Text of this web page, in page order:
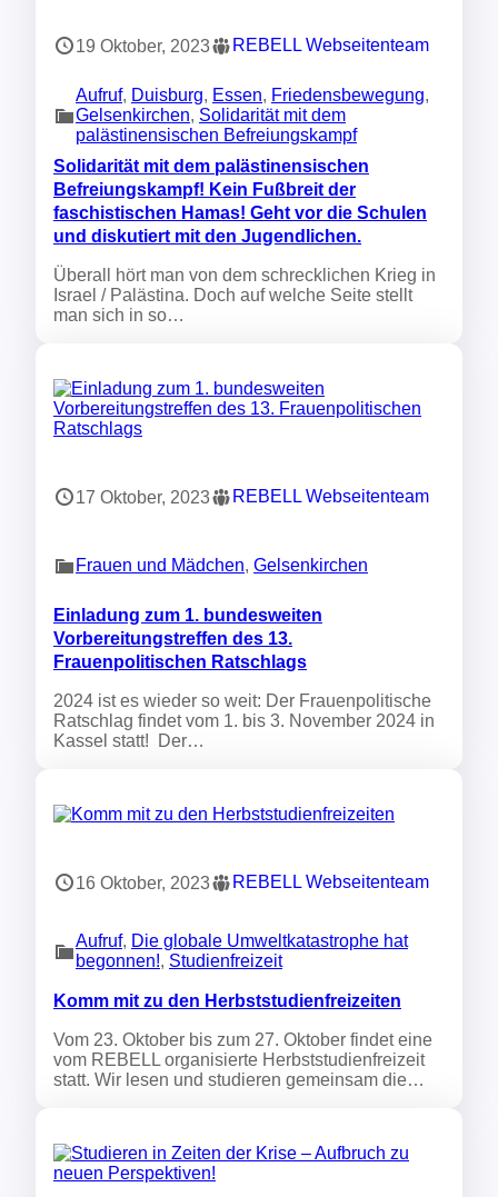
19 Oktober, 2023 REBELL Webseitenteam
Aufruf, Duisburg, Essen, Friedensbewegung
Gelsenkirchen, Solidarität mit dem
palästinensischen Befreiungskampf
Solidarität mit dem palästinensischen
Befreiungskampf! Kein Fußbreit der
faschistischen Hamas! Geht vor die Schulen
und diskutiert mit den Jugendlichen.
Überall hört man von dem schrecklichen Krieg in
Israel / Palästina. Doch auf welche Seite stellt
man sich in so…
17 Oktober, 2023 REBELL Webseitenteam
Frauen und Mädchen, Gelsenkirchen
Einladung zum 1. bundesweiten
Vorbereitungstreffen des 13.
Frauenpolitischen Ratschlags
2024 ist es wieder so weit: Der Frauenpolitische
Ratschlag findet vom 1. bis 3. November 2024 in
Kassel statt! Der…
16 Oktober, 2023 REBELL Webseitenteam
Aufruf, Die globale Umweltkatastrophe hat
begonnen!, Studienfreizeit
Komm mit zu den Herbststudienfreizeiten
Vom 23. Oktober bis zum 27. Oktober findet eine
vom REBELL organisierte Herbststudienfreizeit
statt. Wir lesen und studieren gemeinsam die…